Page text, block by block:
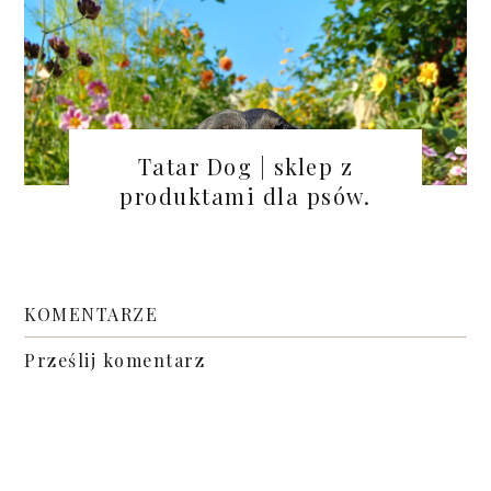
Tatar Dog | sklep z
produktami dla psów.
KOMENTARZE
Prześlij komentarz